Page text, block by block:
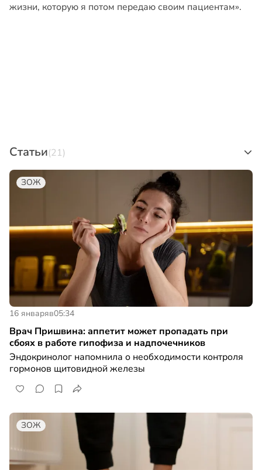
жизни, которую я потом передаю своим пациентам».
Статьи(21)
ЗОЖ
16 январяв05:34
Врач Пришвина: аппетит может пропадать при
сбоях в работе гипофиза и надпочечников
Эндокринолог напомнила о необходимости контроля
гормонов щитовидной железы
ЗОЖ